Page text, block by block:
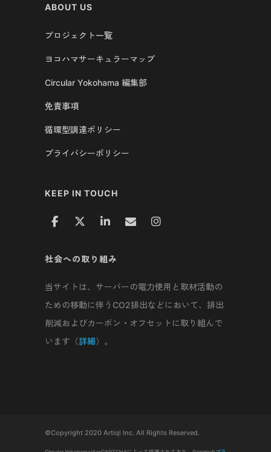
ABOUT US
プロジェクト一覧
ヨコハマサーキュラーマップ
Circular Yokohama 編集部
免責事項
循環型調達ポリシー
プライバシーポリシー
KEEP IN TOUCH
社会への取り組み
当サイトは、サーバーの電力使用と取材活動の
ための移動に伴うCO2排出などにおいて、排出
削減およびカーボン・オフセットに取り組んで
います（詳細）。
©Copyright 2020 Artiql Inc. All Rights Reserved.